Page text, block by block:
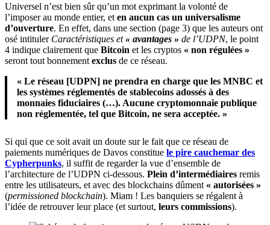
Universel n’est bien sûr qu’un mot exprimant la volonté de
l’imposer au monde entier, et en aucun cas un universalisme
d’ouverture. En effet, dans une section (page 3) que les auteurs ont
osé intituler Caractéristiques et« avantages » de l’UDPN, le point
4 indique clairement que Bitcoin et les cryptos « non régulées »
seront tout bonnement exclus de ce réseau.
« Le réseau [UDPN] ne prendra en charge que les MNBC et
les systèmes réglementés de stablecoins adossés à des
monnaies fiduciaires (…). Aucune cryptomonnaie publique
non réglementée, tel que Bitcoin, ne sera acceptée. »
Si qui que ce soit avait un doute sur le fait que ce réseau de
paiements numériques de Davos constitue le pire cauchemar des
Cypherpunks, il suffit de regarder la vue d’ensemble de
l’architecture de l’UDPN ci-dessous. Plein d’intermédiaires remis
entre les utilisateurs, et avec des blockchains dûment « autorisées »
(permissioned blockchain). Miam ! Les banquiers se régalent à
l’idée de retrouver leur place (et surtout, leurs commissions).